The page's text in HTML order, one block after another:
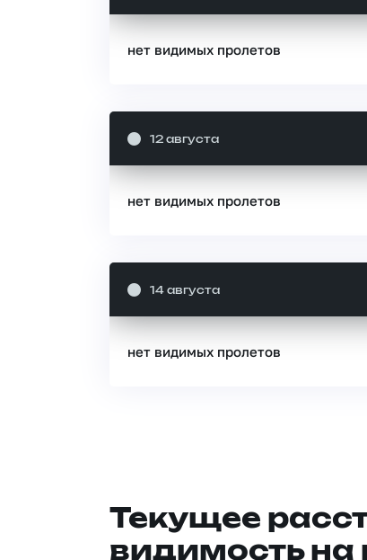
нет видимых пролетов
12 августа
нет видимых пролетов
14 августа
нет видимых пролетов
Текущее
видимость на